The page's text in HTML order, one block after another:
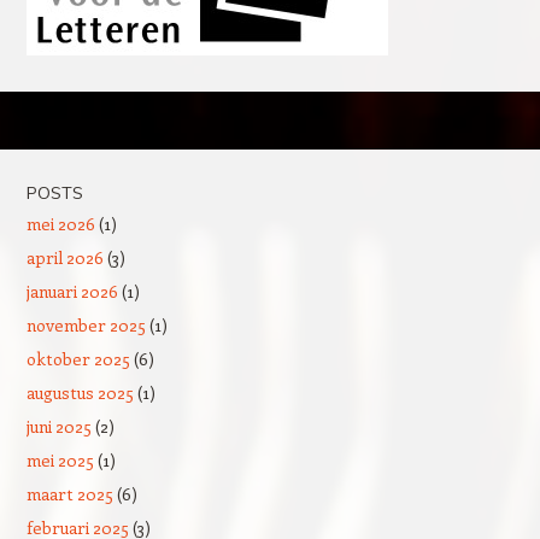
POSTS
mei 2026 (1)
april 2026 (3)
januari 2026 (1)
november 2025 (1)
oktober 2025 (6)
augustus 2025 (1)
juni 2025 (2)
mei 2025 (1)
maart 2025 (6)
februari 2025 (3)